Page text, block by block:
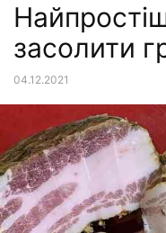
засолити
04.12.2021